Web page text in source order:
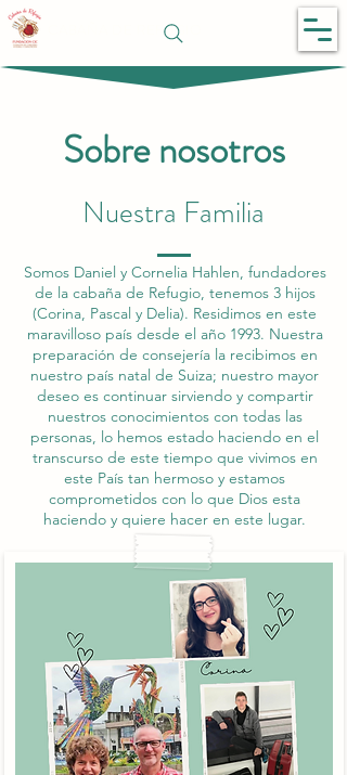
CABAÑA DE REFUGIO
Sobre nosotros
Nuestra Familia
Somos Daniel y Cornelia Hahlen, fundadores
de la cabaña de Refugio, tenemos 3 hijos
(Corina, Pascal y Delia). Residimos en este
maravilloso país desde el año 1993. Nuestra
preparación de consejería la recibimos en
nuestro país natal de Suiza; nuestro mayor
deseo es continuar sirviendo y compartir
nuestros conocimientos con todas las
personas, lo hemos estado haciendo en el
transcurso de este tiempo que vivimos en
este País tan hermoso y estamos
comprometidos con lo que Dios esta
haciendo y quiere hacer en este lugar.